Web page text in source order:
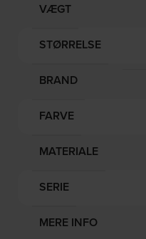
VÆGT
STØRRELSE
BRAND
FARVE
MATERIALE
SERIE
MERE INFO